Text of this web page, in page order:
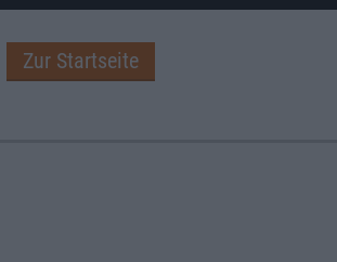
Zur Startseite